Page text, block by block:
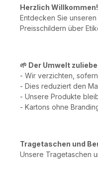
Herzlich Willkommen!
Entdecken Sie
Preisschildern über
🌱 Der Umwelt zuliebe
- Wir verzichten,
- Dies reduziert den
- Unsere Produkte
- Kartons ohne
Tragetaschen und
Unsere Tragetaschen